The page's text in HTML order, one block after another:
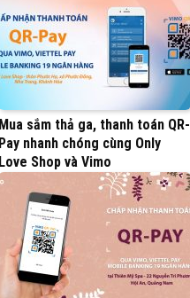
Mua sắm thả ga, thanh toán QR-
Pay nhanh chóng cùng Only
Love Shop và Vimo